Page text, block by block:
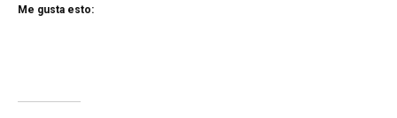
Me gusta esto: